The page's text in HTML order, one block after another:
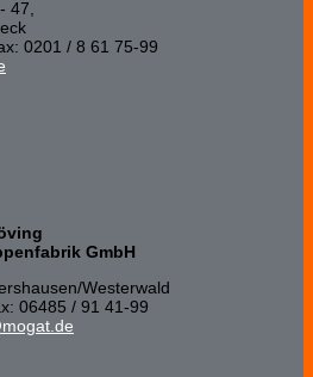
47,
0201 / 8 61 75-99
GmbH
Wester­wald
06485 / 91 41-99